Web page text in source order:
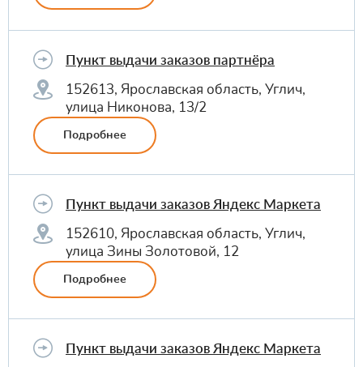
Пункт выдачи заказов партнёра
152613, Ярославская область, Углич,
улица Никонова, 13/2
Подробнее
Пункт выдачи заказов Яндекс Маркета
152610, Ярославская область, Углич,
улица Зины Золотовой, 12
Подробнее
Пункт выдачи заказов Яндекс Маркета